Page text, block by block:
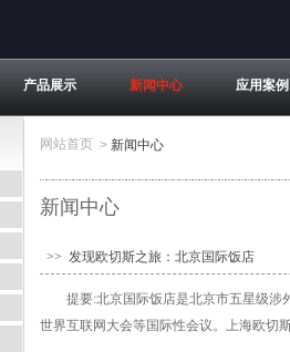
产品展示 新闻中心 应用案例
网站首页 > 新闻中心
新闻中心
>> 发现欧切斯之旅：北京国际饭店
提要:北京国际饭店是北京市五星级涉
世界互联网大会等国际性会议。上海欧切